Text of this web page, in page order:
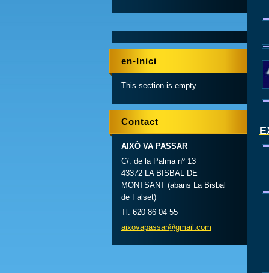
en-Inici
This section is empty.
Contact
AIXÒ VA PASSAR
C/. de la Palma nº 13
43372 LA BISBAL DE
MONTSANT (abans La Bisbal
de Falset)
Tl. 620 86 04 55
aixovapassar@gmail.com